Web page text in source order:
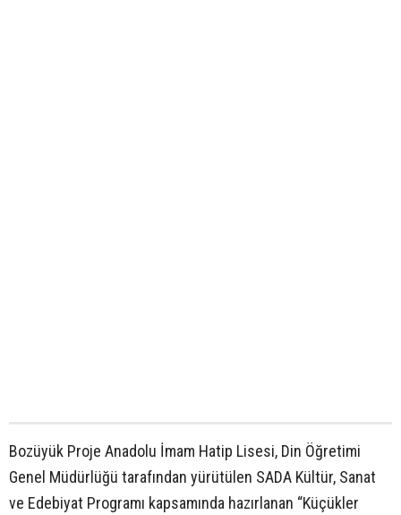
Bozüyük Proje Anadolu İmam Hatip Lisesi, Din Öğretimi
Genel Müdürlüğü tarafından yürütülen SADA Kültür, Sanat
ve Edebiyat Programı kapsamında hazırlanan “Küçükler